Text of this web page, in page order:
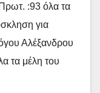
:93 όλα τα
για
Αλέξανδρου
τα μέλη του